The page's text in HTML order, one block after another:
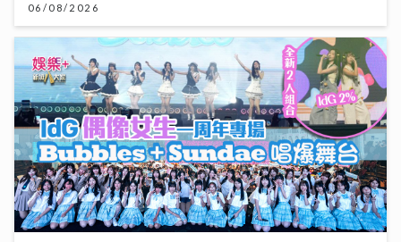
06/08/2026